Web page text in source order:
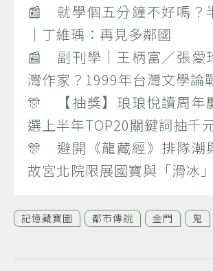
📰 就學個五分鐘不好嗎？
｜丁維瑀：再見多鄰國
📰 副刊學｜王柄富／張愛
灣作家？1999年台灣文學論
🎊 【抽獎】琅琅悅讀周年
選上半年TOP20關鍵詞抽千
🎊 避開《龍藏經》排隊潮
故宮北院限展國寶與「滑冰
記憶藏寶圖 都市傳說 金門 鬼